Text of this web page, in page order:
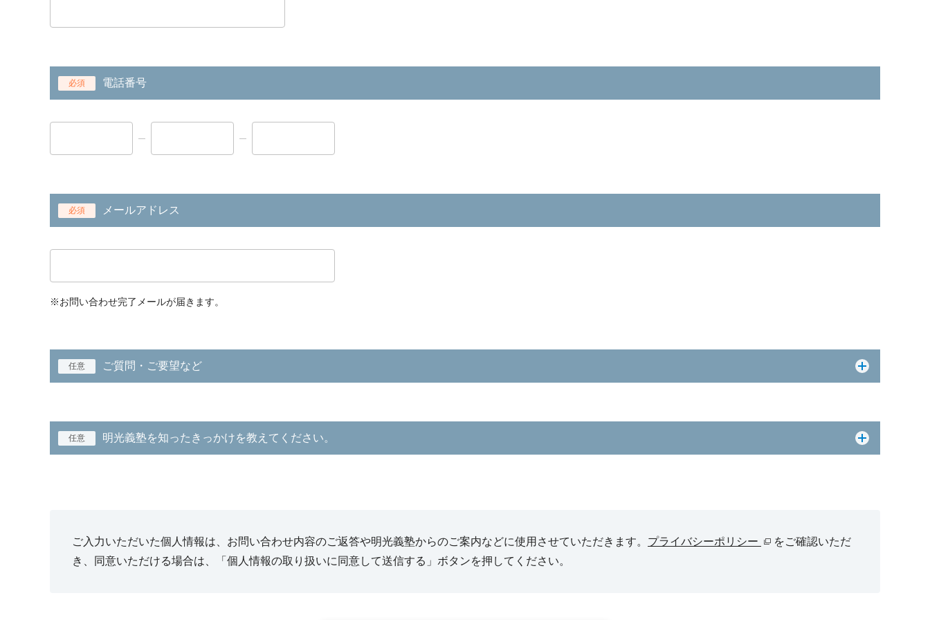
必須 電話番号
必須 メールアドレス
※お問い合わせ完了メールが届きます。
任意 ご質問・ご要望など
任意 明光義塾を知ったきっかけを教えてください。
ご入力いただいた個人情報は、お問い合わせ内容のご返答や明光義塾からのご案内などに使用させていただきます。 プライバシーポリシー
をご確認いただ
き、同意いただける場合は、「個人情報の取り扱いに同意して送信する」ボタンを押してください。